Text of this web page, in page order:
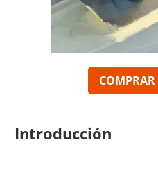
COMPRAR
Introducción